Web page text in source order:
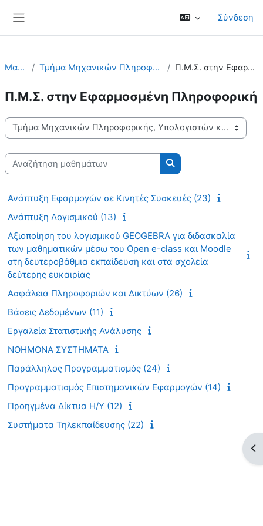
Σύνδεση
Μαθήματα Τμήμα Μηχανικών Πληροφορικής, Υπολογιστών και Τηλε... Π.Μ.Σ. στην Εφαρμοσμένη Πληροφορική
Π.Μ.Σ. στην Εφαρμοσμένη Πληροφορική
Κατηγορίες μαθημάτων
Αναζήτηση μαθημάτων
Αναζήτηση
Ανάπτυξη Εφαρμογών σε Κινητές Συσκευές (23)
Ανάπτυξη Λογισμικού (13)
Αξιοποίηση του λογισμικού GEOGEBRA για διδασκαλία
των μαθηματικών μέσω του Open e-class και Moodle
στη δευτεροβάθμια εκπαίδευση και στα σχολεία
δεύτερης ευκαιρίας
Ασφάλεια Πληροφοριών και Δικτύων (26)
Βάσεις Δεδομένων (11)
Εργαλεία Στατιστικής Ανάλυσης
ΝΟΗΜΟΝΑ ΣΥΣΤΗΜΑΤΑ
Παράλληλος Προγραμματισμός (24)
Προγραμματισμός Επιστημονικών Εφαρμογών (14)
Προηγμένα Δίκτυα Η/Υ (12)
Συστήματα Τηλεκπαίδευσης (22)